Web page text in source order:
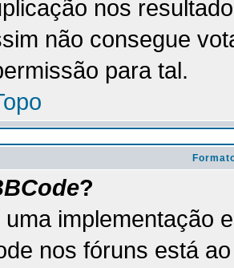
nos
não consegue
para tal.
?
uma implementação
nos fóruns está